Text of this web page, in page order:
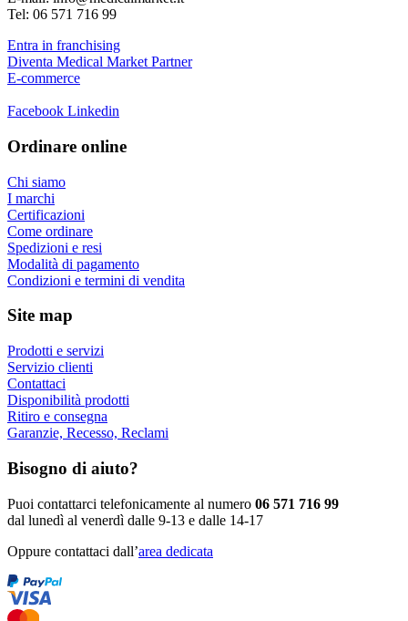
Tel: 06 571 716 99
Entra in franchising
Diventa Medical Market Partner
E-commerce
Facebook Linkedin
Ordinare online
Chi siamo
I marchi
Certificazioni
Come ordinare
Spedizioni e resi
Modalità di pagamento
Condizioni e termini di vendita
Site map
Prodotti e servizi
Servizio clienti
Contattaci
Disponibilità prodotti
Ritiro e consegna
Garanzie, Recesso, Reclami
Bisogno di aiuto?
Puoi contattarci telefonicamente al numero 06 571 716 99
dal lunedì al venerdì dalle 9-13 e dalle 14-17
Oppure contattaci dall’area dedicata